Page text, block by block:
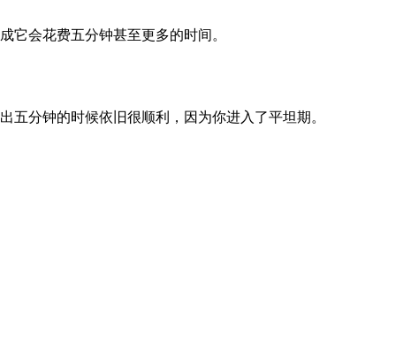
它会花费五分钟甚至更多的时间。
分钟的时候依旧很顺利，因为你进入了平坦期。